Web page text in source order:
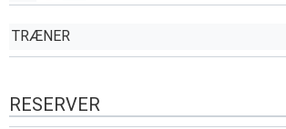
TRÆNER
RESERVER